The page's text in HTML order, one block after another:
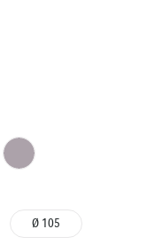
Taupe
Ø 105